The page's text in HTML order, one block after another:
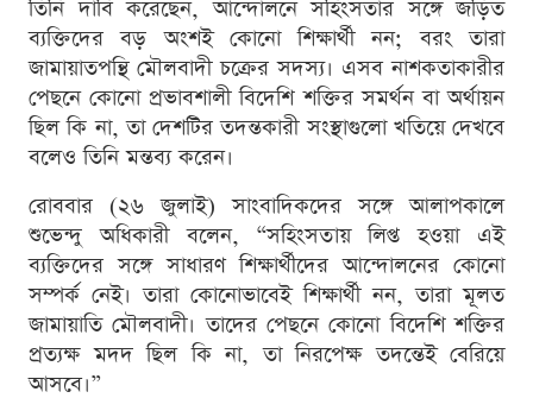
তিনি দাবি করেছেন, আন্দোলনে সহিংসতার সঙ্গে জড়িত
ব্যক্তিদের বড় অংশই কোনো শিক্ষার্থী নন; বরং তারা
জামায়াতপন্থি মৌলবাদী চক্রের সদস্য। এসব নাশকতাকারীর
পেছনে কোনো প্রভাবশালী বিদেশি শক্তির সমর্থন বা অর্থায়ন
ছিল কি না, তা দেশটির তদন্তকারী সংস্থাগুলো খতিয়ে দেখবে
বলেও তিনি মন্তব্য করেন।
রোববার (২৬ জুলাই) সাংবাদিকদের সঙ্গে আলাপকালে
শুভেন্দু অধিকারী বলেন, “সহিংসতায় লিপ্ত হওয়া এই
ব্যক্তিদের সঙ্গে সাধারণ শিক্ষার্থীদের আন্দোলনের কোনো
সম্পর্ক নেই। তারা কোনোভাবেই শিক্ষার্থী নন, তারা মূলত
জামায়াতি মৌলবাদী। তাদের পেছনে কোনো বিদেশি শক্তির
প্রত্যক্ষ মদদ ছিল কি না, তা নিরপেক্ষ তদন্তেই বেরিয়ে
আসবে।”